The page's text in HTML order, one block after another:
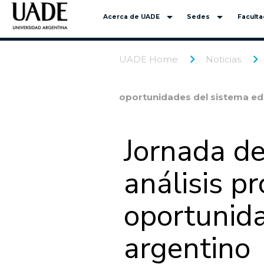
Acerca de UADE arrow_drop_down Sedes arrow_drop_down
UADE Home Noticias
oportunidades del sistema
Jornada
análisis
argentino